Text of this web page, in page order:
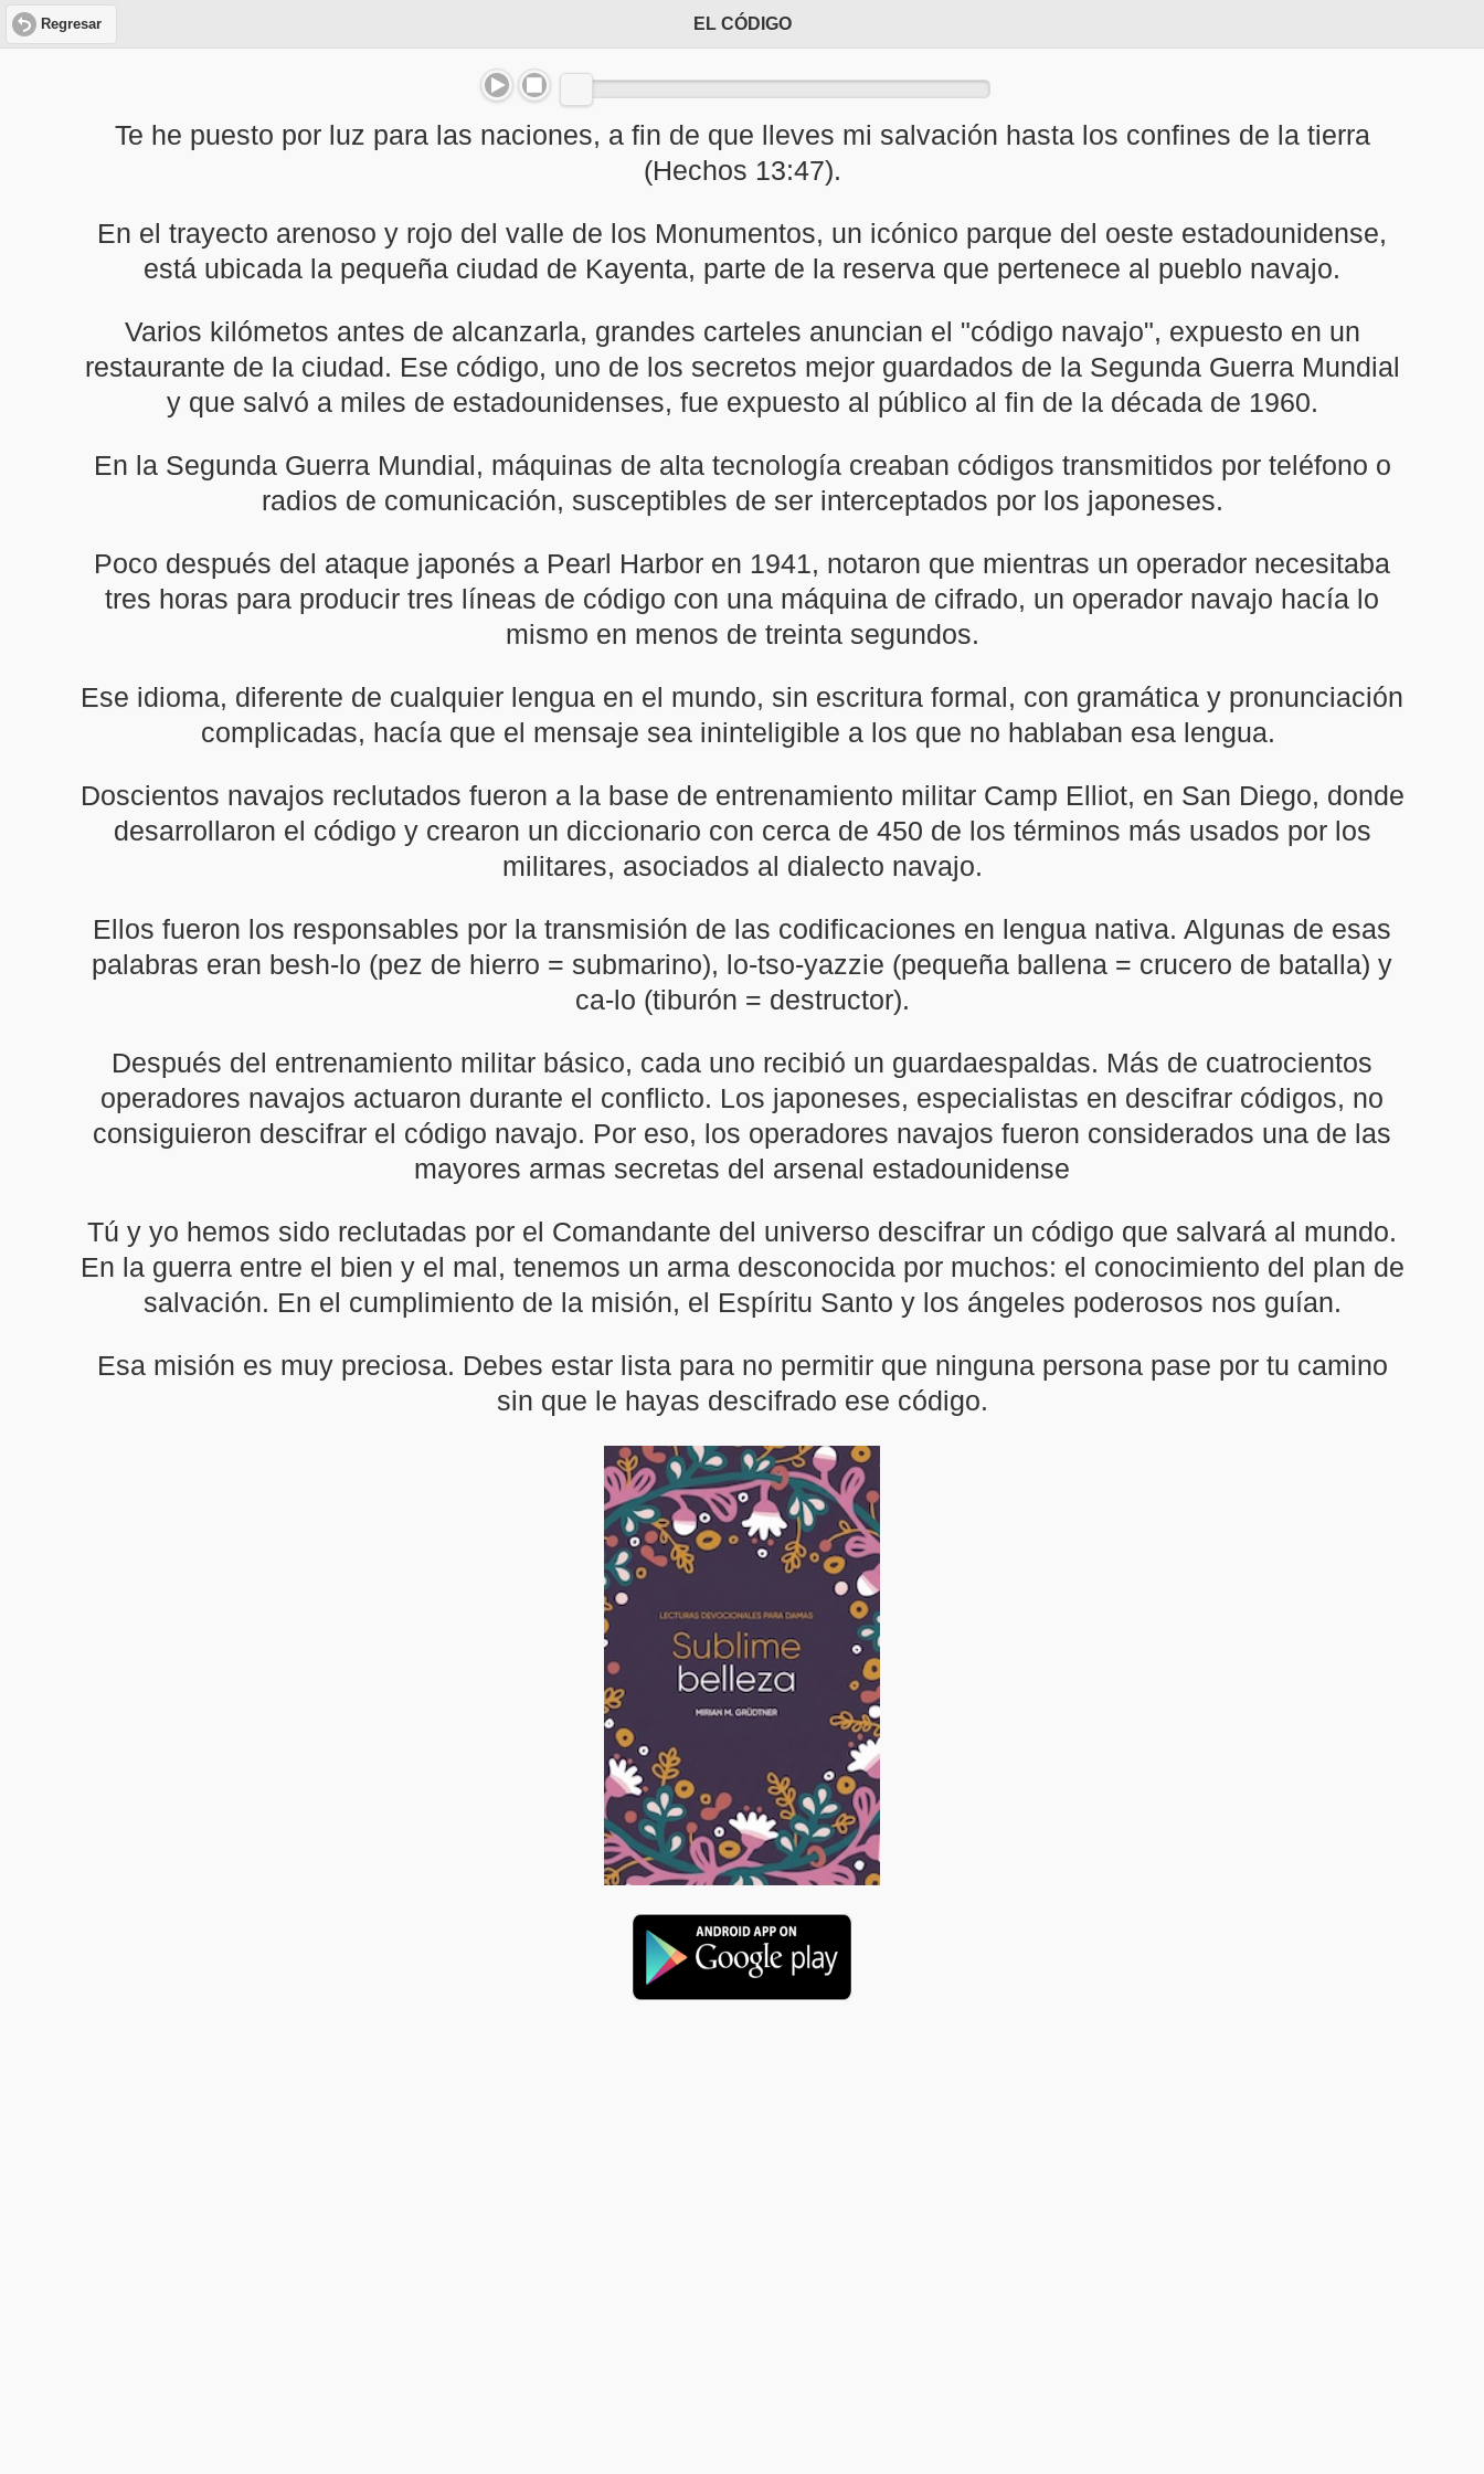
Regresar EL CÓDIGO
Te he puesto por luz para las naciones, a fin de que lleves mi salvación hasta los confines de la tierra
(Hechos 13:47).
En el trayecto arenoso y rojo del valle de los Monumentos, un icónico parque del oeste estadounidense,
está ubicada la pequeña ciudad de Kayenta, parte de la reserva que pertenece al pueblo navajo.
Varios kilómetos antes de alcanzarla, grandes carteles anuncian el "código navajo", expuesto en un
restaurante de la ciudad. Ese código, uno de los secretos mejor guardados de la Segunda Guerra Mundial
y que salvó a miles de estadounidenses, fue expuesto al público al fin de la década de 1960.
En la Segunda Guerra Mundial, máquinas de alta tecnología creaban códigos transmitidos por teléfono o
radios de comunicación, susceptibles de ser interceptados por los japoneses.
Poco después del ataque japonés a Pearl Harbor en 1941, notaron que mientras un operador necesitaba
tres horas para producir tres líneas de código con una máquina de cifrado, un operador navajo hacía lo
mismo en menos de treinta segundos.
Ese idioma, diferente de cualquier lengua en el mundo, sin escritura formal, con gramática y pronunciación
complicadas, hacía que el mensaje sea ininteligible a los que no hablaban esa lengua.
Doscientos navajos reclutados fueron a la base de entrenamiento militar Camp Elliot, en San Diego, donde
desarrollaron el código y crearon un diccionario con cerca de 450 de los términos más usados por los
militares, asociados al dialecto navajo.
Ellos fueron los responsables por la transmisión de las codificaciones en lengua nativa. Algunas de esas
palabras eran besh-lo (pez de hierro = submarino), lo-tso-yazzie (pequeña ballena = crucero de batalla) y
ca-lo (tiburón = destructor).
Después del entrenamiento militar básico, cada uno recibió un guardaespaldas. Más de cuatrocientos
operadores navajos actuaron durante el conflicto. Los japoneses, especialistas en descifrar códigos, no
consiguieron descifrar el código navajo. Por eso, los operadores navajos fueron considerados una de las
mayores armas secretas del arsenal estadounidense
Tú y yo hemos sido reclutadas por el Comandante del universo descifrar un código que salvará al mundo.
En la guerra entre el bien y el mal, tenemos un arma desconocida por muchos: el conocimiento del plan de
salvación. En el cumplimiento de la misión, el Espíritu Santo y los ángeles poderosos nos guían.
Esa misión es muy preciosa. Debes estar lista para no permitir que ninguna persona pase por tu camino
sin que le hayas descifrado ese código.